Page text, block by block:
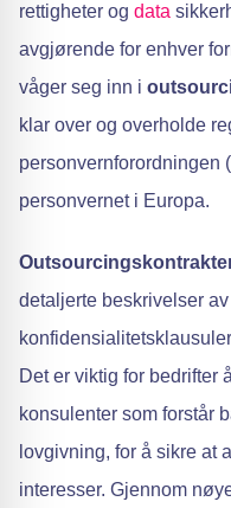
rettigheter og data
avgjørende for enhver
våger seg inn i
klar over og overholde
personvernforordningen (
personvernet i Europa.
detaljerte beskrivelser
Det er viktig for bedrifter
konsulenter som forstår
lovgivning, for å sikre at
interesser. Gjennom